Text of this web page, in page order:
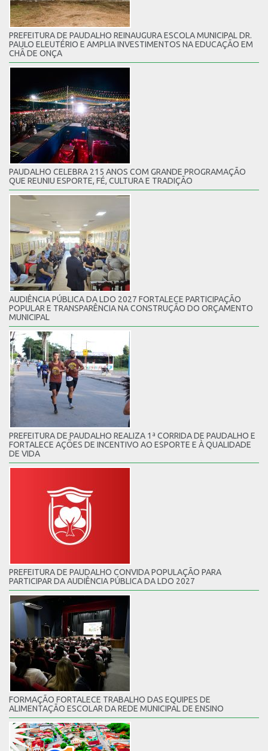
PREFEITURA DE PAUDALHO REINAUGURA ESCOLA MUNICIPAL DR.
PAULO ELEUTÉRIO E AMPLIA INVESTIMENTOS NA EDUCAÇÃO EM
CHÃ DE ONÇA
PAUDALHO CELEBRA 215 ANOS COM GRANDE PROGRAMAÇÃO
QUE REUNIU ESPORTE, FÉ, CULTURA E TRADIÇÃO
AUDIÊNCIA PÚBLICA DA LDO 2027 FORTALECE PARTICIPAÇÃO
POPULAR E TRANSPARÊNCIA NA CONSTRUÇÃO DO ORÇAMENTO
MUNICIPAL
PREFEITURA DE PAUDALHO REALIZA 1ª CORRIDA DE PAUDALHO E
FORTALECE AÇÕES DE INCENTIVO AO ESPORTE E À QUALIDADE
DE VIDA
PREFEITURA DE PAUDALHO CONVIDA POPULAÇÃO PARA
PARTICIPAR DA AUDIÊNCIA PÚBLICA DA LDO 2027
FORMAÇÃO FORTALECE TRABALHO DAS EQUIPES DE
ALIMENTAÇÃO ESCOLAR DA REDE MUNICIPAL DE ENSINO